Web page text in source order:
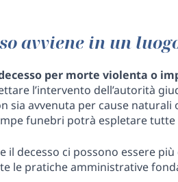
avviene in un
per morte violenta o
l’intervento dell’autorità
sia avvenuta per cause
funebri potrà espletare
il decesso ci possono essere
le pratiche amministrative